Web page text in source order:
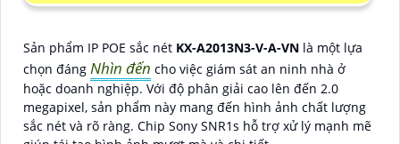
Sản phẩm IP POE sắc nét KX-A2013N3-V-A-VN là một lựa
chọn đáng Nhìn đến cho việc giám sát an ninh nhà ở
hoặc doanh nghiệp. Với độ phân giải cao lên đến 2.0
megapixel, sản phẩm này mang đến hình ảnh chất lượng
sắc nét và rõ ràng. Chip Sony SNR1s hỗ trợ xử lý mạnh mẽ